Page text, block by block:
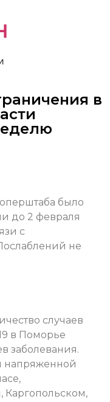
в
было
до 2 февраля
с
не
случаев
в Поморье
заболевания.
напряженной
Каргопольском,